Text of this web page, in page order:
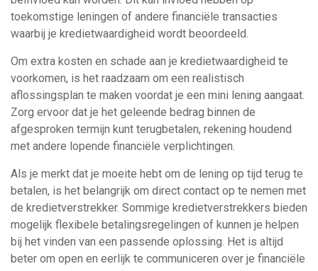
toekomstige leningen of andere financiële transacties
waarbij je kredietwaardigheid wordt beoordeeld.
Om extra kosten en schade aan je kredietwaardigheid te
voorkomen, is het raadzaam om een realistisch
aflossingsplan te maken voordat je een mini lening aangaat.
Zorg ervoor dat je het geleende bedrag binnen de
afgesproken termijn kunt terugbetalen, rekening houdend
met andere lopende financiële verplichtingen.
Als je merkt dat je moeite hebt om de lening op tijd terug te
betalen, is het belangrijk om direct contact op te nemen met
de kredietverstrekker. Sommige kredietverstrekkers bieden
mogelijk flexibele betalingsregelingen of kunnen je helpen
bij het vinden van een passende oplossing. Het is altijd
beter om open en eerlijk te communiceren over je financiële